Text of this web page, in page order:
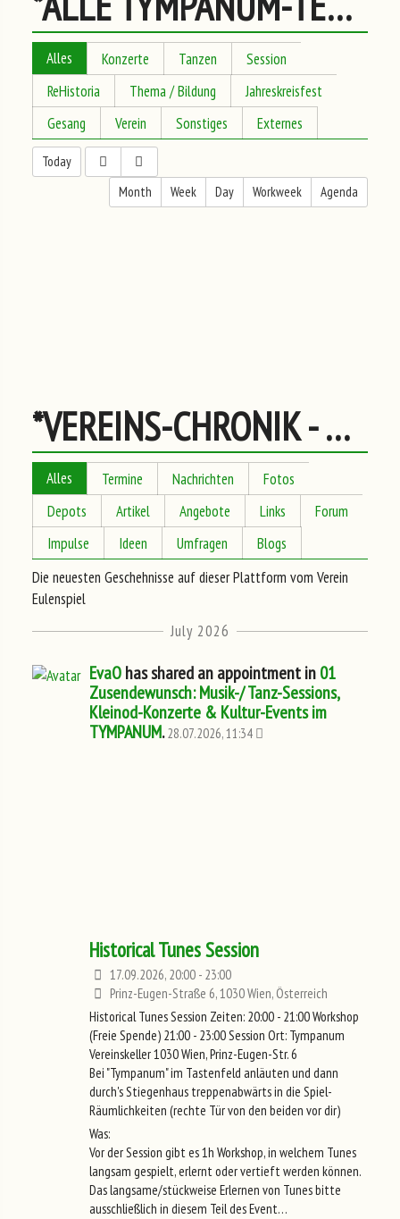
Alles Konzerte Tanzen
Session
ReHistoria
Thema / Bildung
Jahreskreisfest
Gesang
Verein Sonstiges Externes
Today
Month
Week Day Workweek Agenda
*VEREINS-CHRONIK - Neuestes Geschehen
Alles Termine Nachrichten
Fotos
Depots
Artikel Angebote Links
Forum
Impulse
Ideen Umfragen
Blogs
Die neuesten Geschehnisse auf dieser Plattform vom Verein
Eulenspiel
July 2026
EvaOhas shared an appointment in01
Zusendewunsch: Musik-/ Tanz-Sessions,
Kleinod-Konzerte & Kultur-Events im
TYMPANUM.28.07.2026, 11:34
Historical Tunes Session
17.09.2026, 20:00 - 23:00
Prinz-Eugen-Straße 6, 1030 Wien, Österreich
Historical Tunes Session Zeiten: 20:00 - 21:00 Workshop
(Freie Spende) 21:00 - 23:00 Session Ort: Tympanum
Vereinskeller 1030 Wien, Prinz-Eugen-Str. 6
Bei "Tympanum" im Tastenfeld anläuten und dann
durch's Stiegenhaus treppenabwärts in die Spiel-
Räumlichkeiten (rechte Tür von den beiden vor dir)
Was:
Vor der Session gibt es 1h Workshop, in welchem Tunes
langsam gespielt, erlernt oder vertieft werden können.
Das langsame/stückweise Erlernen von Tunes bitte
ausschließlich in diesem Teil des Event…